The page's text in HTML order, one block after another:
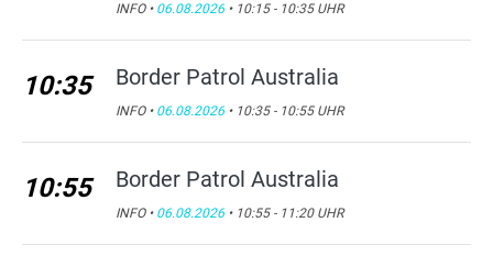
INFO • 06.08.2026 • 10:15 - 10:35 UHR
10:35 Border Patrol Australia
INFO • 06.08.2026 • 10:35 - 10:55 UHR
10:55 Border Patrol Australia
INFO • 06.08.2026 • 10:55 - 11:20 UHR